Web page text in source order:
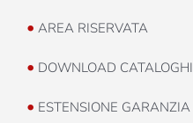
• AREA RISERVATA
• DOWNLOAD CATALOGHI
• ESTENSIONE GARANZIA